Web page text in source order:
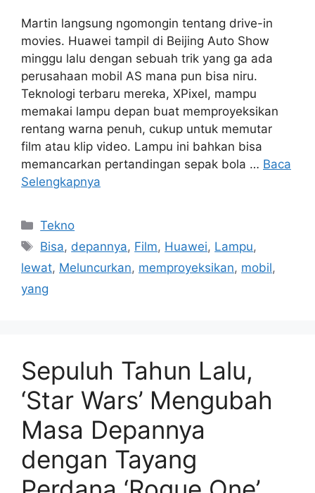
Martin langsung ngomongin tentang drive-in
movies. Huawei tampil di Beijing Auto Show
minggu lalu dengan sebuah trik yang ga ada
perusahaan mobil AS mana pun bisa niru.
Teknologi terbaru mereka, XPixel, mampu
memakai lampu depan buat memproyeksikan
rentang warna penuh, cukup untuk memutar
film atau klip video. Lampu ini bahkan bisa
memancarkan pertandingan sepak bola … Baca
Selengkapnya
Kategori
Tekno
Tag
Bisa, depannya, Film, Huawei, Lampu,
lewat, Meluncurkan, memproyeksikan, mobil,
yang
Sepuluh Tahun Lalu,
‘Star Wars’ Mengubah
Masa Depannya
dengan Tayang